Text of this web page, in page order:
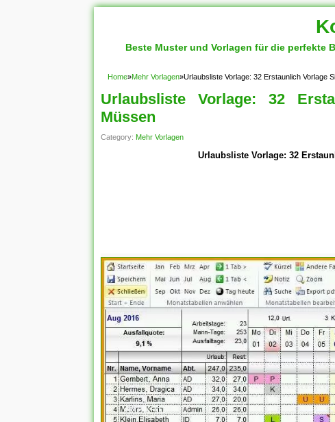
Beste Muster und Vorlagen für die
Home»Mehr Vorlagen»Urlaubsliste Vorlage: 32 Erstaunlich Vorlage
Urlaubsliste Vorlage: 32
Müssen
Category: Mehr Vorlagen
Urlaubsliste Vorlage: 32